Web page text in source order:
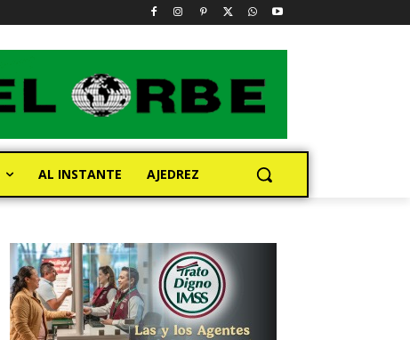
AL INSTANTE AJEDREZ